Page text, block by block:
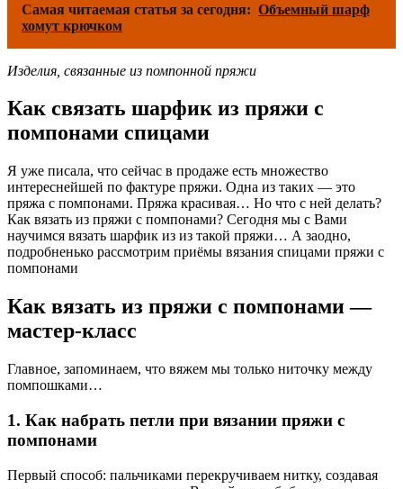
Самая читаемая статья за сегодня: Объемный шарф
хомут крючком
Изделия, связанные из помпонной пряжи
Как связать шарфик из пряжи с
помпонами спицами
Я уже писала, что сейчас в продаже есть множество
интереснейшей по фактуре пряжи. Одна из таких — это
пряжа с помпонами. Пряжа красивая… Но что с ней делать?
Как вязать из пряжи с помпонами? Сегодня мы с Вами
научимся вязать шарфик из из такой пряжи… А заодно,
подробненько рассмотрим приёмы вязания спицами пряжи с
помпонами
Как вязать из пряжи с помпонами —
мастер-класс
Главное, запоминаем, что вяжем мы только ниточку между
помпошками…
1. Как набрать петли при вязании пряжи с
помпонами
Первый способ: пальчиками перекручиваем нитку, создавая